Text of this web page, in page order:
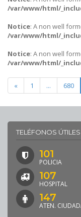
/var/www/html/
Notice: A non well
/var/www/html/
Notice: A non well
/var/www/html/
« 1 ... 680
TELÉFONOS ÚTILES
101
POLICIA
107
HOSPITAL
147
ATEN.